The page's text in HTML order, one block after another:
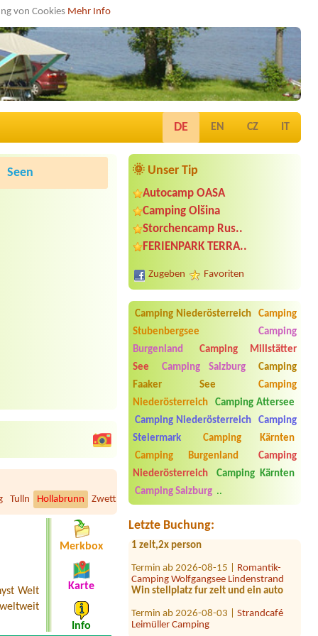
von Cookies Mehr Info
DE EN CZ IT
🌞 Unser Tip
Autocamp OASA
Camping Olšina
Storchencamp Rus..
FERIENPARK TERRA..
Zugeben Favoriten
Camping Niederösterreich
Camping
Stubenbergsee
Camping
Burgenland
Camping Millstätter
See
Camping Salzburg
Camping
Faaker See
Camping
Niederösterreich
Camping Attersee
Camping Niederösterreich
Camping
Steiermark
Camping Kärnten
Camping Burgenland
Camping
Niederösterreich
Camping Kärnten
Camping Salzburg ..
Letzte Buchung:
Termin ab 2026-07-23 |Strandcafé
Leimüller Camping
1 Wohnmobilstellplatz 6m länge
MondSeeLand
Camping Wolfgangsee Lindenstrand
Win stellplatz fur zelt und ein auto
Leimüller Camping
Seen
Tulln Hollabrunn Zwettl Scheibbs Gmünd Bruck/Leitha
Welt
Merkbox
Karte
Info